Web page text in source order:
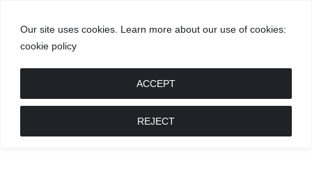
Our site uses cookies. Learn more about our use of cookies:
cookie policy
REJECT
ACCEPT
GROŽIS
MADA